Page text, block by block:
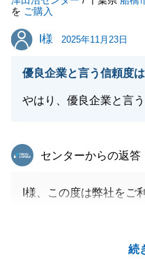
を ご購入
I様
I様 2025年11月23日
優良企業と言う信頼度
やはり、優良企業と言
続
東急リバブル
センターからの返答
I様、この度は弊社をご
来、大変、嬉しく思い